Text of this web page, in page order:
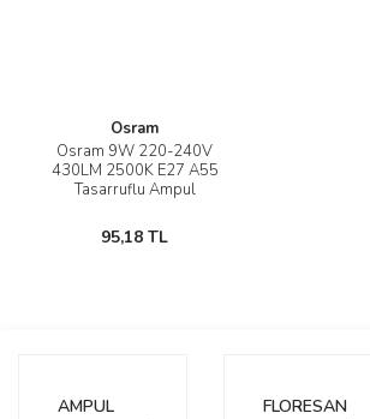
Osram
Osram 9W 220-240V
430LM 2500K E27 A55
Tasarruflu Ampul
95,18 TL
AMPUL
FLORESAN